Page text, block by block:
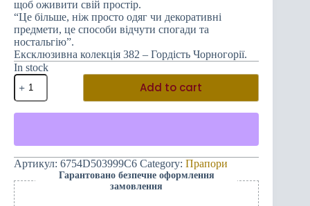
щоб оживити свій простір.
“Це більше, ніж просто одяг чи декоративні
предмети, це способи відчути спогади та
ностальгію”.
Ексклюзивна колекція 382 – Гордість Чорногорії.
In stock
Встановлення
вертикального
прапора
Вічної
рука
(зеленого
кольору)
quantity
Add to cart
Артикул: 6754D503999C6 Category: Прапори
Гарантовано безпечне оформлення
замовлення